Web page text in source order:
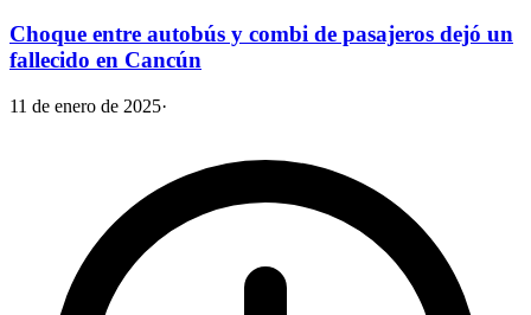
Choque entre autobús y combi de pasajeros dejó un
fallecido en Cancún
11 de enero de 2025·